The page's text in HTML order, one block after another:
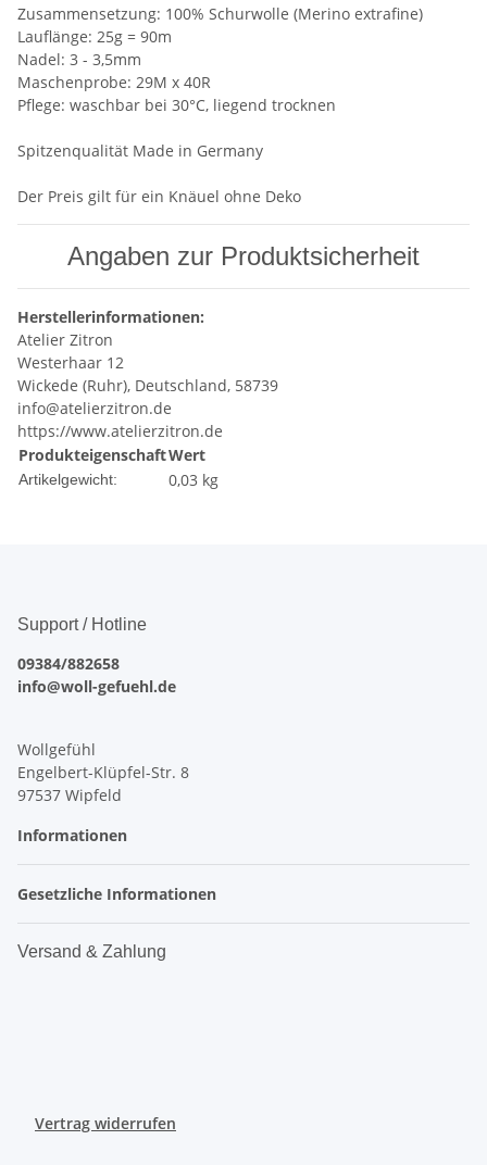
Zusammensetzung: 100% Schurwolle (Merino extrafine)
Lauflänge: 25g = 90m
Nadel: 3 - 3,5mm
Maschenprobe: 29M x 40R
Pflege: waschbar bei 30°C, liegend trocknen
Spitzenqualität Made in Germany
Der Preis gilt für ein Knäuel ohne Deko
Angaben zur Produktsicherheit
Herstellerinformationen:
Atelier Zitron
Westerhaar 12
Wickede (Ruhr), Deutschland, 58739
info@atelierzitron.de
https://www.atelierzitron.de
ProdukteigenschaftWert
Artikelgewicht: 0,03 kg
Support / Hotline
09384/882658
info@woll-gefuehl.de
Wollgefühl
Engelbert-Klüpfel-Str. 8
97537 Wipfeld
Informationen
Gesetzliche Informationen
Versand & Zahlung
Vertrag widerrufen